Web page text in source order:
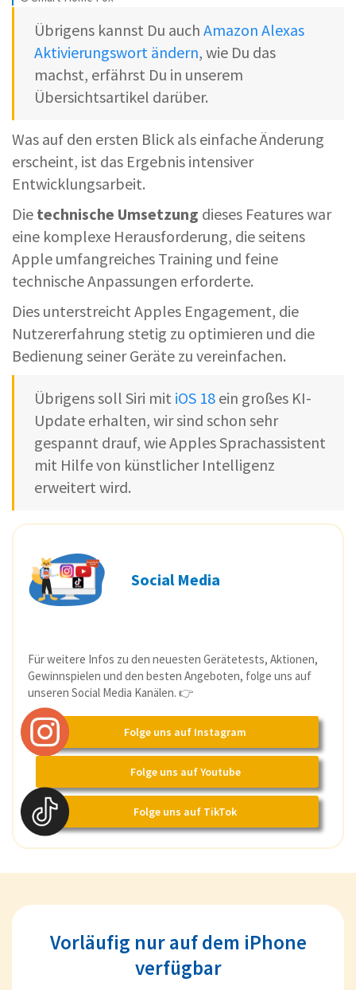
Übrigens kannst Du auch Amazon Alexas
Aktivierungswort ändern, wie Du das
machst, erfährst Du in unserem
Übersichtsartikel darüber.
Was auf den ersten Blick als einfache Änderung
erscheint, ist das Ergebnis intensiver
Entwicklungsarbeit.
Die technische Umsetzung dieses Features war
eine komplexe Herausforderung, die seitens
Apple umfangreiches Training und feine
technische Anpassungen erforderte.
Dies unterstreicht Apples Engagement, die
Nutzererfahrung stetig zu optimieren und die
Bedienung seiner Geräte zu vereinfachen.
Übrigens soll Siri mit iOS 18 ein großes KI-
Update erhalten, wir sind schon sehr
gespannt drauf, wie Apples Sprachassistent
mit Hilfe von künstlicher Intelligenz
erweitert wird.
Social Media
Für weitere Infos zu den neuesten Gerätetests, Aktionen,
Gewinnspielen und den besten Angeboten, folge uns auf
unseren Social Media Kanälen. 👉
Folge uns auf Instagram
Folge uns auf Youtube
Folge uns auf TikTok
Vorläufig nur auf dem iPhone
verfügbar